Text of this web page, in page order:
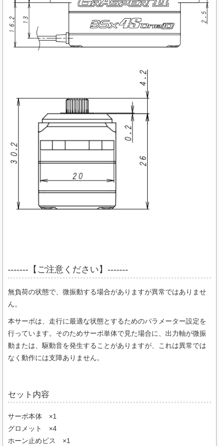
-------【ご注意ください】-------
無負荷の状態で、微振動する場合がありますが異常ではありませ
ん。
本サーボは、走行に最適な状態とするためのパラメーター設定を
行っています。そのためサーボ単体で見た場合に、出力軸が微振
動または、駆動音を発生することがありますが、これは異常では
なく動作には支障ありません。
セット内容
サーボ本体 ×1
グロメット ×4
ホーン止めビス ×1